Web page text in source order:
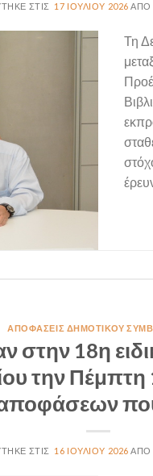
17 ΙΟΥΛΊΟΥ 2026
Τη
ΑΠΟΦΆΣΕΙΣ ΔΗΜΟΤΙΚΟΎ
στην 18η
την Πέμπτη
αποφάσεων
16 ΙΟΥΛΊΟΥ 2026